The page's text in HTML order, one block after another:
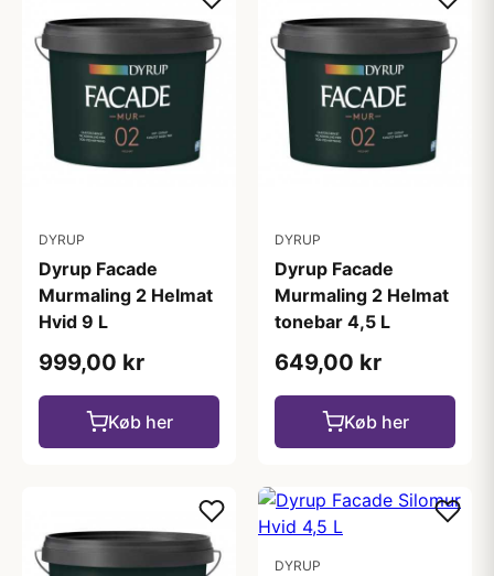
DYRUP
Dyrup Facade
Murmaling 2 Helmat
Hvid 9 L
999,00 kr
Køb her
DYRUP
Dyrup Facade
Murmaling 2 Helmat
tonebar 4,5 L
649,00 kr
Køb her
DYRUP